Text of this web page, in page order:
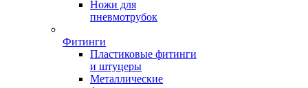
Ножи для
пневмотрубок
Фитинги
Пластиковые фитинги
и штуцеры
Металлические